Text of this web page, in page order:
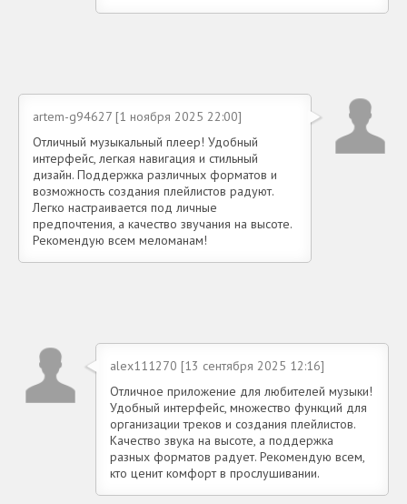
artem-g94627 [1 ноября 2025 22:00]
Отличный музыкальный плеер! Удобный
интерфейс, легкая навигация и стильный
дизайн. Поддержка различных форматов и
возможность создания плейлистов радуют.
Легко настраивается под личные
предпочтения, а качество звучания на высоте.
Рекомендую всем меломанам!
alex111270 [13 сентября 2025 12:16]
Отличное приложение для любителей музыки!
Удобный интерфейс, множество функций для
организации треков и создания плейлистов.
Качество звука на высоте, а поддержка
разных форматов радует. Рекомендую всем,
кто ценит комфорт в прослушивании.